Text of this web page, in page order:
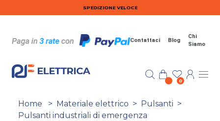
Salta al contenuto principaleSPEDIZIONE VELOCE
Contattaci Blog
Chi
Siamo
0
Home > Materiale elettrico > Pulsanti >
Pulsanti industriali di emergenza